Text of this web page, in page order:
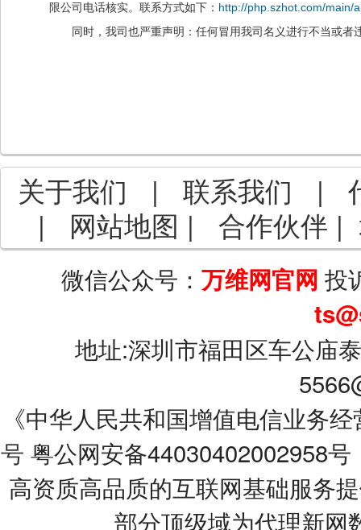
限公司电话核实。联系方式如下： http://php.szhot.com/main/
同时，我司也严重声明：任何冒用我司名义进行不当或者
关于我们 | 联系我们 |
| 网站地图 |合作伙伴 |
微信公众号：万维网官网 投
地址:深圳市福田区车公庙
《中华人民共和国增值电信业务
号 粤公网安备44030402002958号
高资质高品质的互联网基础服务
部分顶级域为代理新网